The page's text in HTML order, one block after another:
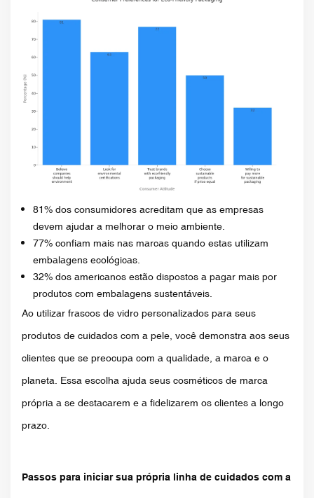
81% dos consumidores acreditam que as empresas
devem ajudar a melhorar o meio ambiente.
77% confiam mais nas marcas quando estas utilizam
embalagens ecológicas.
32% dos americanos estão dispostos a pagar mais por
produtos com embalagens sustentáveis.
Ao utilizar frascos de vidro personalizados para seus
produtos de cuidados com a pele, você demonstra aos seus
clientes que se preocupa com a qualidade, a marca e o
planeta. Essa escolha ajuda seus cosméticos de marca
própria a se destacarem e a fidelizarem os clientes a longo
prazo.
Passos para iniciar sua própria linha de cuidados com a